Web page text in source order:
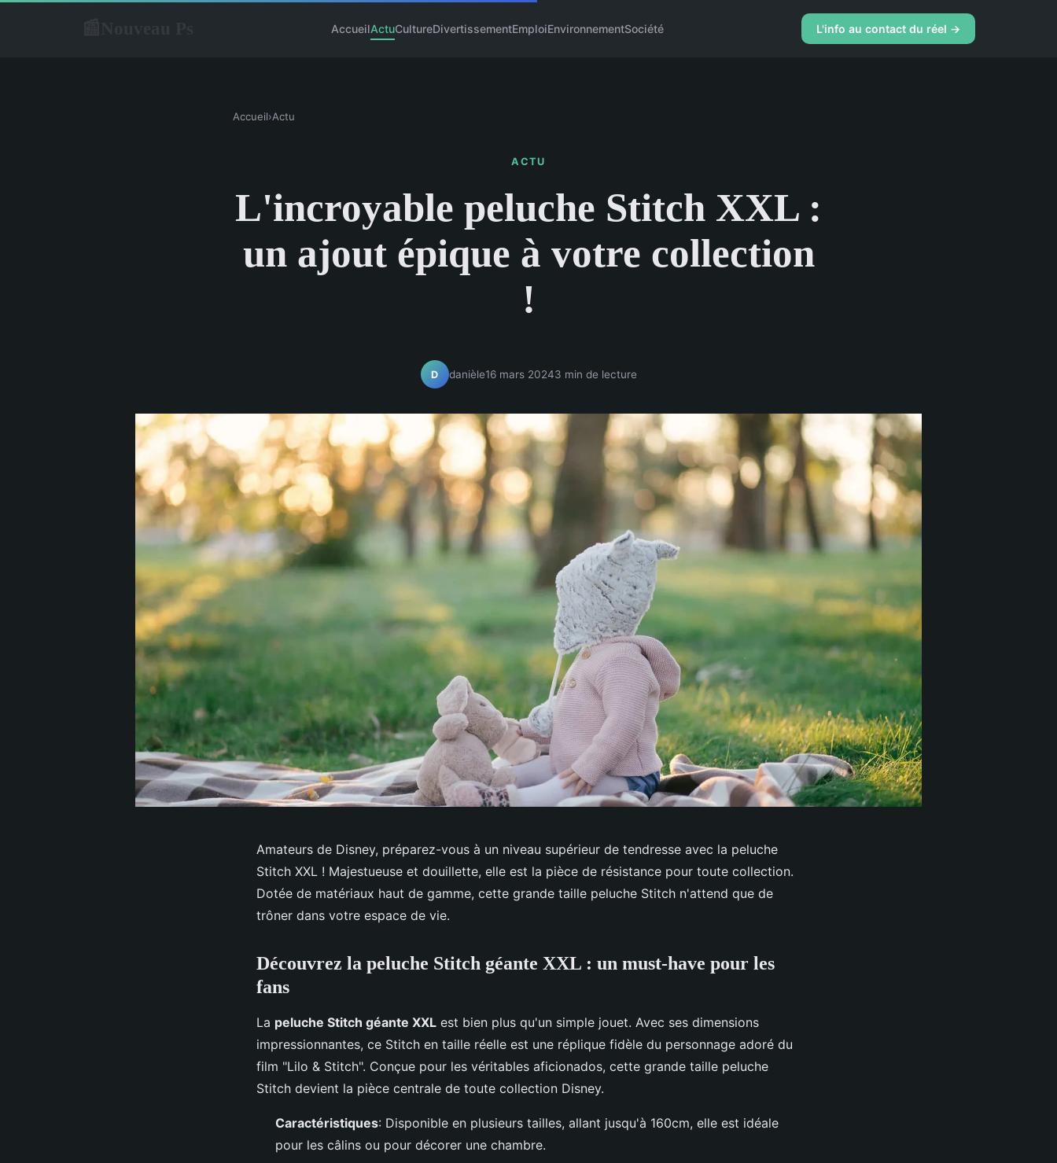
AccueilActuCultureDivertissementEmploiEnvironnementSociété L'info au contact du réel →
Accueil›Actu
ACTU
L'incroyable peluche Stitch XXL :
un ajout épique à votre collection
!
D danièle16 mars 20243 min de lecture
Amateurs de Disney, préparez-vous à un niveau supérieur de tendresse avec la peluche
Stitch XXL ! Majestueuse et douillette, elle est la pièce de résistance pour toute collection.
Dotée de matériaux haut de gamme, cette grande taille peluche Stitch n'attend que de
trôner dans votre espace de vie.
Découvrez la peluche Stitch géante XXL : un must-have pour les
fans
La peluche Stitch géante XXL est bien plus qu'un simple jouet. Avec ses dimensions
impressionnantes, ce Stitch en taille réelle est une réplique fidèle du personnage adoré du
film "Lilo & Stitch". Conçue pour les véritables aficionados, cette grande taille peluche
Stitch devient la pièce centrale de toute collection Disney.
Caractéristiques: Disponible en plusieurs tailles, allant jusqu'à 160cm, elle est idéale
pour les câlins ou pour décorer une chambre.